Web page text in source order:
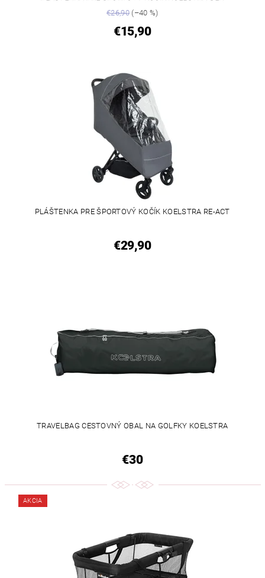
€26,90(–40 %)
€15,90
PLÁŠTENKA PRE ŠPORTOVÝ KOČÍK KOELSTRA RE-ACT
€29,90
TRAVELBAG CESTOVNÝ OBAL NA GOLFKY KOELSTRA
€30
AKCIA